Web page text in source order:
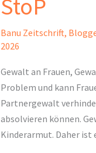
StoP
Banu Zeitschrift,
2026
Gewalt an Frauen,
Problem und kann
Partnergewalt
absolvieren können.
Kinderarmut. Daher ist
Vorsitzende
des
Vereins
StoP